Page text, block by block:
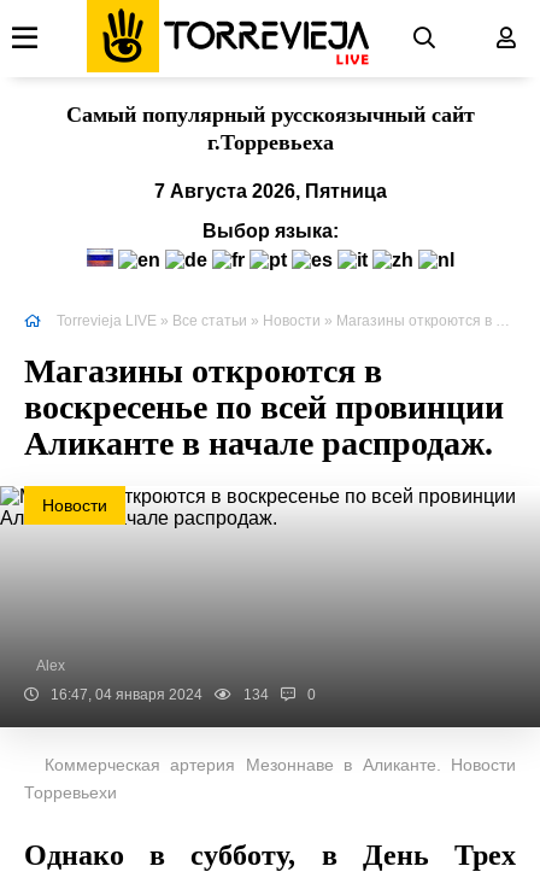
Cамый популярный русскоязычный сайт
г.Торревьеха
7 Августа 2026, Пятница
Выбор языка:
Torrevieja LIVE » Все статьи » Новости » Магазины откроются в воскресенье по всей провинции Аликанте в начале распродаж.
Магазины откроются в
воскресенье по всей провинции
Аликанте в начале распродаж.
Новости
Alex
16:47, 04 января 2024
134 0
Коммерческая артерия Мезоннаве в Аликанте. Новости
Торревьехи
Однако в субботу, в День Трех